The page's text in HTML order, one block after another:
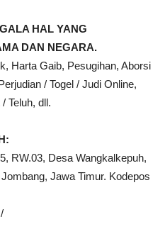
HAL YANG
DAN NEGARA.
Harta Gaib, Pesugihan, Aborsi
/ Togel / Judi Online,
Teluh, dll.
RW.03, Desa Wangkalkepuh,
Jawa Timur. Kodepos